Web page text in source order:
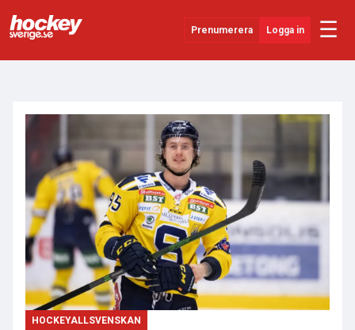
Prenumerera Logga in ☰
Evenemang
Övrigt
HOCKEYALLSVENSKAN